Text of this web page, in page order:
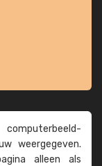
weer­gegeven.
alleen als